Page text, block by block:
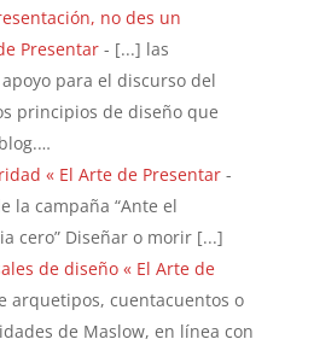
no des un
Presentar- [...] las
para el discurso del
principios de diseño que
« El Arte de Presentar-
la campaña “Ante el
cero” Diseñar o morir [...]
de diseño « El Arte de
arquetipos, cuentacuentos o
de Maslow, en línea con